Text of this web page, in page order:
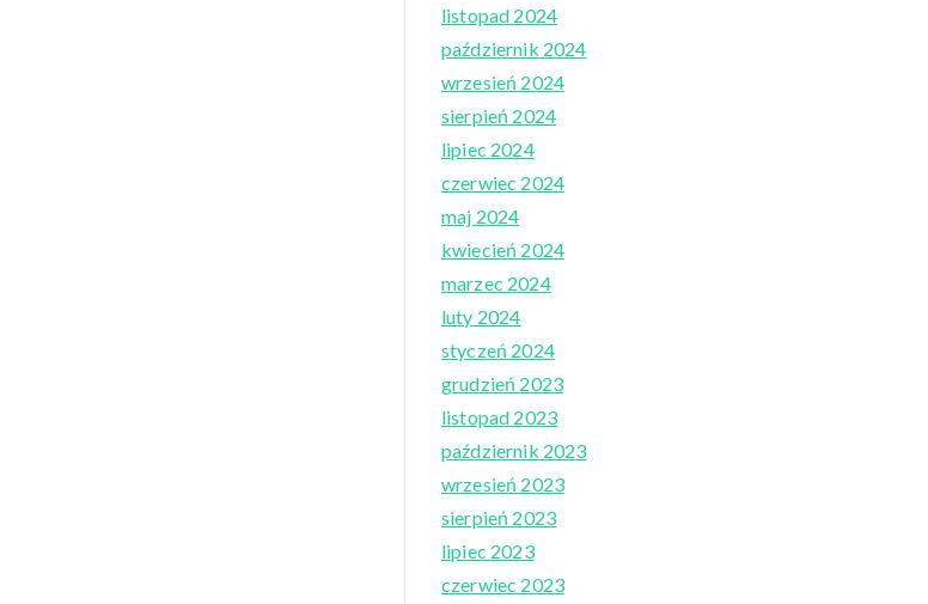
listopad 2024
październik 2024
wrzesień 2024
sierpień 2024
lipiec 2024
czerwiec 2024
maj 2024
kwiecień 2024
marzec 2024
luty 2024
styczeń 2024
grudzień 2023
listopad 2023
październik 2023
wrzesień 2023
sierpień 2023
lipiec 2023
czerwiec 2023